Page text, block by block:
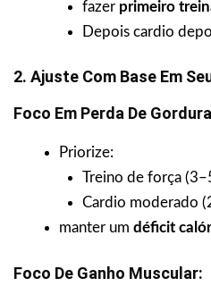
fazer primeiro
Depois cardio
2. Ajuste Com Base Em
Foco Em Perda De
Priorize:
Treino de força
Cardio moderado
manter um déficit
Foco De Ganho Muscular: